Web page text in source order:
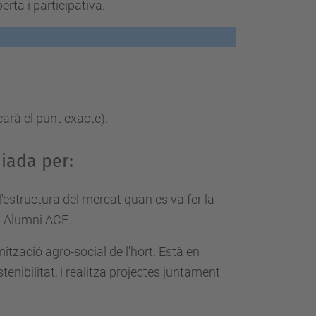
i participativa.
el punt exacte).
per:
del mercat quan es va fer la
ACE.
agro-social de l'hort. Està en
i realitza projectes juntament